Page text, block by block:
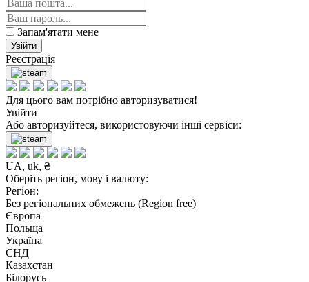
Запам'ятати мене
Увійти
Реєстрація
Для цього вам потрібно авторизуватися!
Увійти
Або авторизуйтеся, використовуючи інші сервіси:
UA, uk, ₴
Оберіть регіон, мову і валюту:
Регіон:
Без регіональних обмежень (Region free)
Європа
Польща
Україна
СНД
Казахстан
Білорусь